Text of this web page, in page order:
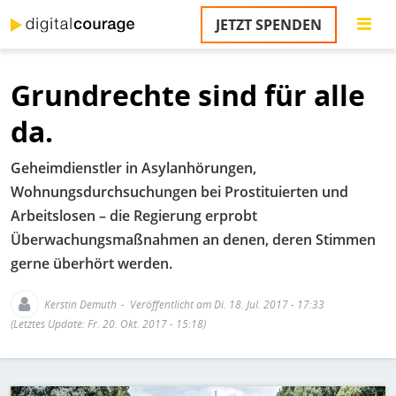
zum
Inhalt
JETZT SPENDEN
Grundrechte sind für alle
da.
Geheimdienstler in Asylanhörungen,
Wohnungsdurchsuchungen bei Prostituierten und
Arbeitslosen – die Regierung erprobt
Überwachungsmaßnahmen an denen, deren Stimmen
gerne überhört werden.
Kerstin Demuth
Veröffentlicht am Di. 18. Jul. 2017 - 17:33
(Letztes Update: Fr. 20. Okt. 2017 - 15:18)
Bild